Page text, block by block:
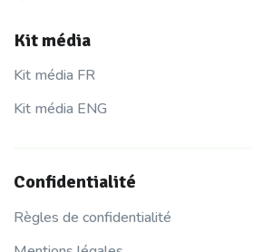
Kit média
Kit média FR
Kit média ENG
Confidentialité
Règles de confidentialité